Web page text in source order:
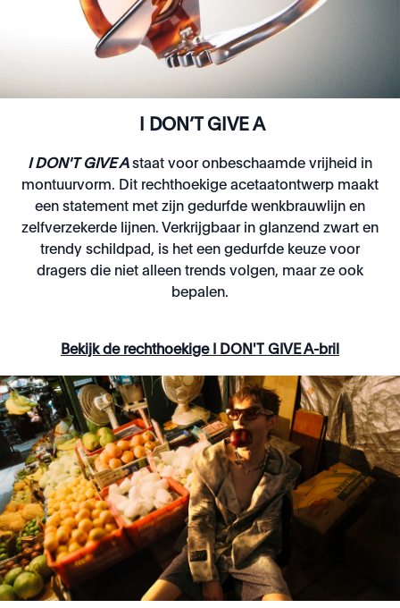
I DON’T GIVE A
I DON'T GIVE Astaat voor onbeschaamde vrijheid in
montuurvorm. Dit rechthoekige acetaatontwerp maakt
een statement met zijn gedurfde wenkbrauwlijn en
zelfverzekerde lijnen. Verkrijgbaar in glanzend zwart en
trendy schildpad, is het een gedurfde keuze voor
dragers die niet alleen trends volgen, maar ze ook
bepalen.
Bekijk de rechthoekige I DON'T GIVE A-bril